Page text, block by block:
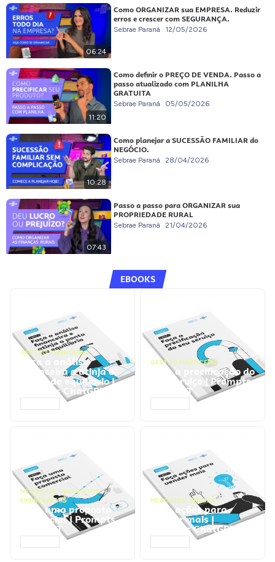
06:24
Como ORGANIZAR sua EMPRESA. Reduzir
erros e crescer com SEGURANÇA.
Sebrae Paraná 12/05/2026
11:20
Como definir o PREÇO DE VENDA. Passo a
passo atualizado com PLANILHA
GRATUITA
Sebrae Paraná 05/05/2026
10:28
Como planejar a SUCESSÃO FAMILIAR do
NEGÓCIO.
Sebrae Paraná 28/04/2026
07:43
Passo a passo para ORGANIZAR sua
PROPRIEDADE RURAL
Sebrae Paraná 21/04/2026
EBOOKS
GESTÃO FINANCEIRA
Faça a análise
financeira e atinja o
ponto de equilíbrio |
Prompts ChatGPT
GESTÃO FINANCEIRA
Faça a precificação do
seu serviço | Prompts
ChatGPT
NEGÓCIOS, PROCESSOS
EMPRESARIAIS
Faça uma proposta
comercial | Prompts
ChatGPT
NEGÓCIOS, VENDAS
Faça ações para
vender mais |
Prompts ChatGPT